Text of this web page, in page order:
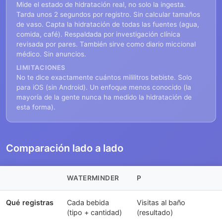
Mide el estado de hidratación real, no solo la ingesta.
Tarda unos 2 segundos por registro. Sin calcular tamaños
de vaso. Capta la hidratación de todas las fuentes (agua,
comida, café). Respaldada por investigación clínica
revisada por pares. También sirve como diario miccional
médico. Sin anuncios.
LIMITACIONES
No te dice exactamente cuántos mililitros bebiste. Solo
para iOS (sin Android). Un enfoque menos conocido (la
mayoría de la gente nunca ha medido la hidratación de
esta forma).
Comparación lado a lado
WATERMINDER P
Qué registras
Cada bebida
(tipo + cantidad)
Visitas al baño
(resultado)